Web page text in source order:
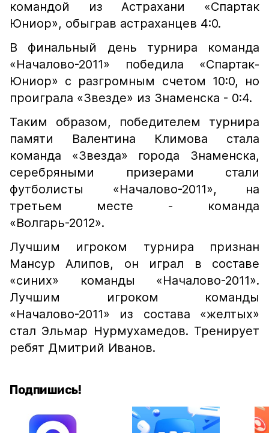
командой из Астрахани «Спартак
Юниор», обыграв астраханцев 4:0.
В финальный день турнира команда
«Началово-2011» победила «Спартак-
Юниор» с разгромным счетом 10:0, но
проиграла «Звезде» из Знаменска - 0:4.
Таким образом, победителем турнира
памяти Валентина Климова стала
команда «Звезда» города Знаменска,
серебряными призерами стали
футболисты «Началово-2011», на
третьем месте - команда
«Волгарь-2012».
Лучшим игроком турнира признан
Мансур Алипов, он играл в составе
«синих» команды «Началово-2011».
Лучшим игроком команды
«Началово-2011» из состава «желтых»
стал Эльмар Нурмухамедов. Тренирует
ребят Дмитрий Иванов.
Подпишись!